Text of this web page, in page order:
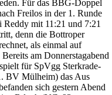
Für das BBG-Doppel
Freilos in der 1. Runde
Reddy mit 11:21 und 7:21
denn die Bottroper
als einmal auf
am Donnerstagabend
für SpVgg Sterkrade-
BV Mülheim) das Aus
sich gestern Abend